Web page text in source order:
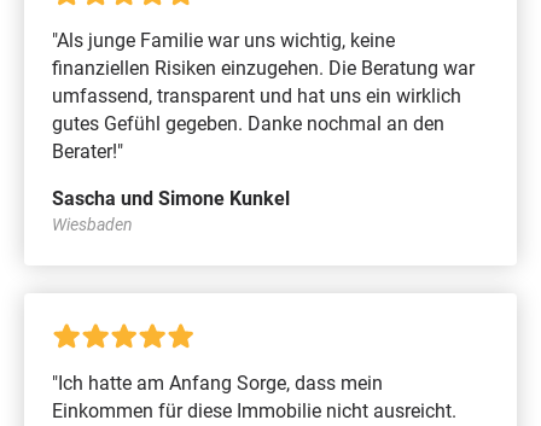
"Als junge Familie war uns wichtig, keine
finanziellen Risiken einzugehen. Die Beratung war
umfassend, transparent und hat uns ein wirklich
gutes Gefühl gegeben. Danke nochmal an den
Berater!"
Sascha und Simone Kunkel
Wiesbaden
"Ich hatte am Anfang Sorge, dass mein
Einkommen für diese Immobilie nicht ausreicht.